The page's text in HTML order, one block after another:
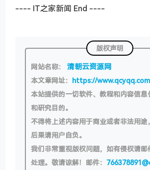
---- IT之家新闻 End ----
版权声明
网站名称： 清朝云资源网
本文章网址： https://
本站提供的一切软件、教程和内容信息
和研究目的。
不得将上述内容用于商业或者非法用途
后果请用户自负。
我们非常重视版权问题，如有侵权请邮
处理。敬请谅解！邮件：